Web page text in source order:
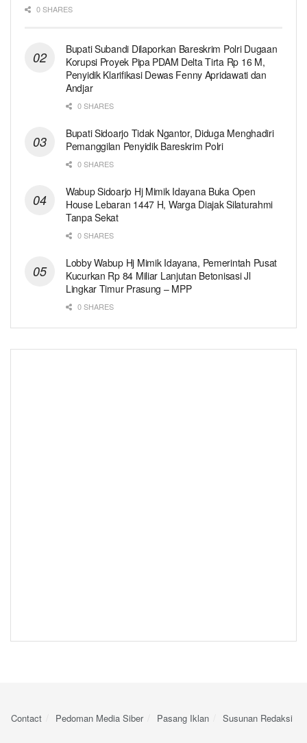
0 SHARES
Bupati Subandi Dilaporkan Bareskrim Polri Dugaan
Korupsi Proyek Pipa PDAM Delta Tirta Rp 16 M,
Penyidik Klarifikasi Dewas Fenny Apridawati dan
Andjar
0 SHARES
Bupati Sidoarjo Tidak Ngantor, Diduga Menghadiri
Pemanggilan Penyidik Bareskrim Polri
0 SHARES
Wabup Sidoarjo Hj Mimik Idayana Buka Open
House Lebaran 1447 H, Warga Diajak Silaturahmi
Tanpa Sekat
0 SHARES
Lobby Wabup Hj Mimik Idayana, Pemerintah Pusat
Kucurkan Rp 84 Miliar Lanjutan Betonisasi Jl
Lingkar Timur Prasung – MPP
0 SHARES
Contact Pedoman Media Siber Pasang Iklan Susunan Redaksi